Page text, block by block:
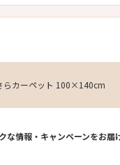
らカーペット 100×140cm
な情報・キャンペーンをお届